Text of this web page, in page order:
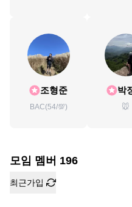
조형준
BAC(54/💯)
박
🐭
모임 멤버 196
최근가입